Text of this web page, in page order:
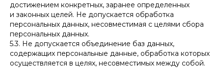
достижением конкретных, заранее определенных
и законных целей. Не допускается обработка
персональных данных, несовместимая с целями сбора
персональных данных.
5.3. Не допускается объединение баз данных,
содержащих персональные данные, обработка которых
осуществляется в целях, несовместимых между собой.